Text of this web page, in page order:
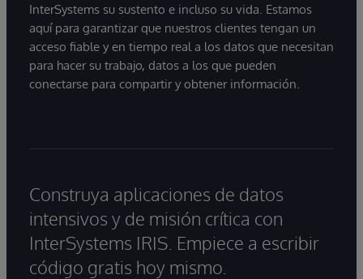
InterSystems su sustento e incluso su vida. Estamos
aquí para garantizar que nuestros clientes tengan un
acceso fiable y en tiempo real a los datos que necesitan
para hacer su trabajo, datos a los que pueden
conectarse para compartir y obtener información.
Construya aplicaciones de datos
intensivos y de misión crítica con
InterSystems IRIS. Empiece a escribir
código gratis hoy mismo.